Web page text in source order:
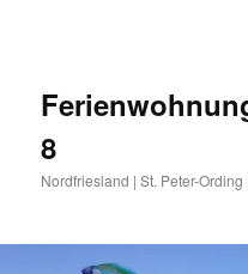
8
Nordfriesland | St. Peter-